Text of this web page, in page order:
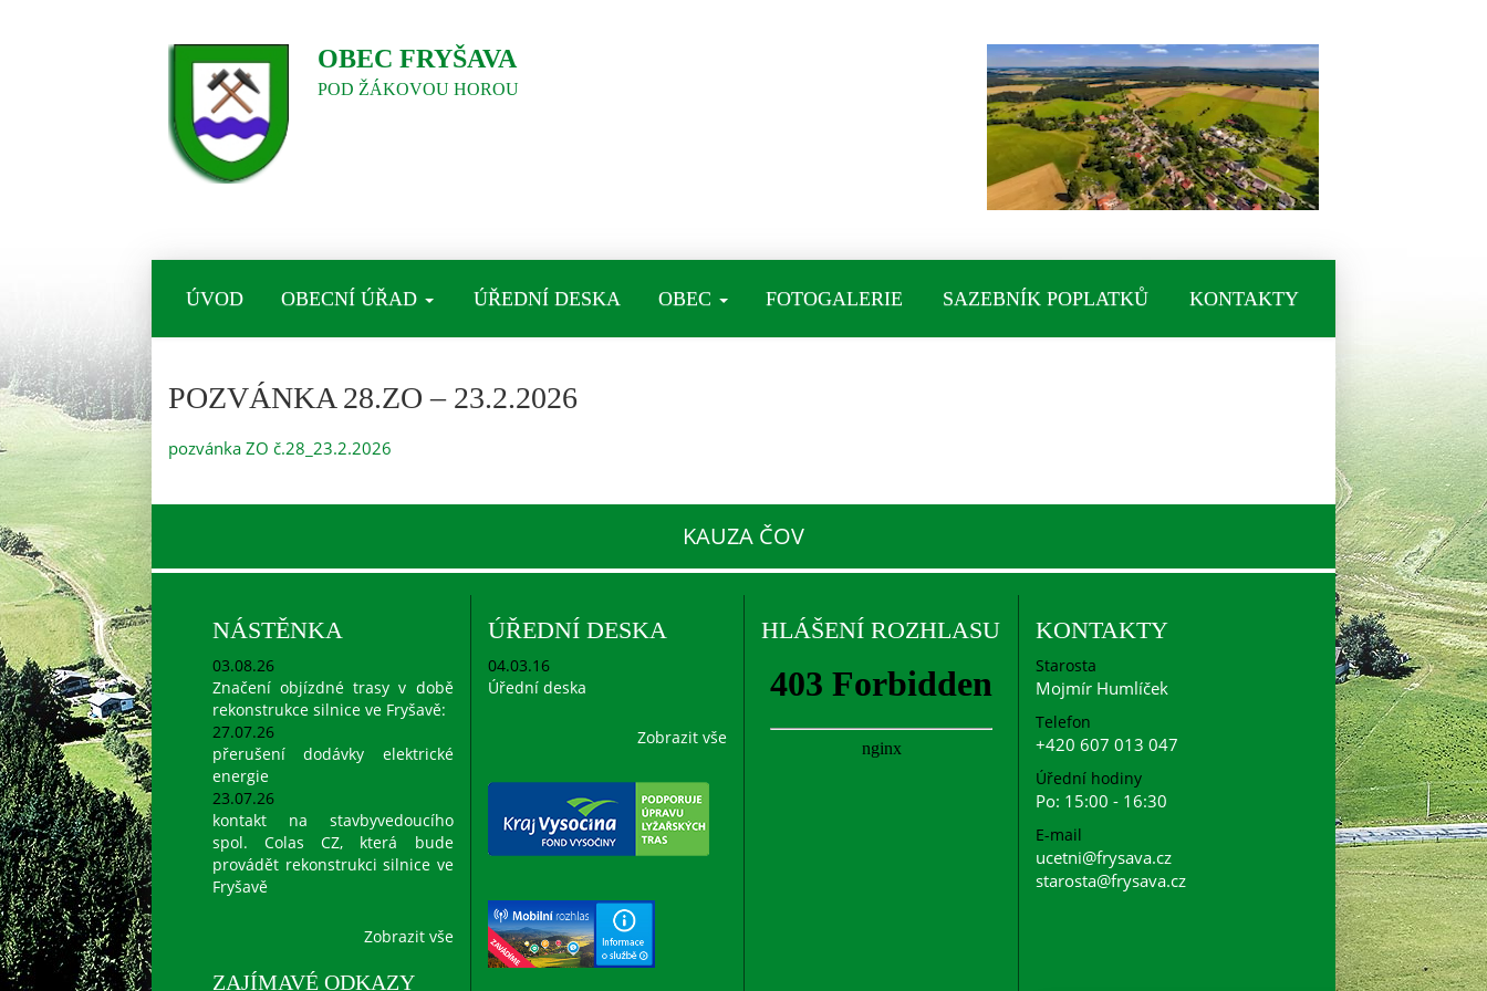
OBEC FRYŠAVA
POD ŽÁKOVOU HOROU
ÚVOD OBECNÍ ÚŘAD ÚŘEDNÍ DESKA OBEC FOTOGALERIE SAZEBNÍK POPLATKŮ KONTAKTY
POZVÁNKA 28.ZO – 23.2.2026
pozvánka ZO č.28_23.2.2026
KAUZA ČOV
NÁSTĚNKA
03.08.26
Značení objízdné trasy v době
rekonstrukce silnice ve Fryšavě:
27.07.26
přerušení dodávky elektrické
energie
23.07.26
kontakt na stavbyvedoucího
spol. Colas CZ, která bude
provádět rekonstrukci silnice ve
Fryšavě
Zobrazit vše
ZAJÍMAVÉ ODKAZY
ÚŘEDNÍ DESKA
04.03.16
Úřední deska
Zobrazit vše
HLÁŠENÍ ROZHLASU KONTAKTY
Starosta
Mojmír Humlíček
Telefon
+420 607 013 047
Úřední hodiny
Po: 15:00 - 16:30
E-mail
ucetni@frysava.cz
starosta@frysava.cz